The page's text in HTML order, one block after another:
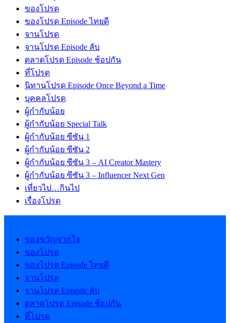
ของโปรด
ของโปรด Episode ไทยดี
จานโปรด
จานโปรด Episode ลับ
ตลาดโปรด Episode ช้อปกัน
ที่โปรด
นิทานโปรด Episode Once Beyond a Time
บุคคลโปรด
ผู้กำกับน้อย
ผู้กำกับน้อย Special Talk
ผู้กำกับน้อย ซีซัน 1
ผู้กำกับน้อย ซีซัน 2
ผู้กำกับน้อย ซีซัน 3 – AI Creator Mastery
ผู้กำกับน้อย ซีซัน 3 – Influencer Next Gen
เที่ยวไป…กินไป
เรื่องโปรด
ของขวัญจากใจ
ของโปรด
ของโปรด Episode ไทยดี
จานโปรด
จานโปรด Episode ลับ
ตลาดโปรด Episode ช้อปกัน
ที่โปรด